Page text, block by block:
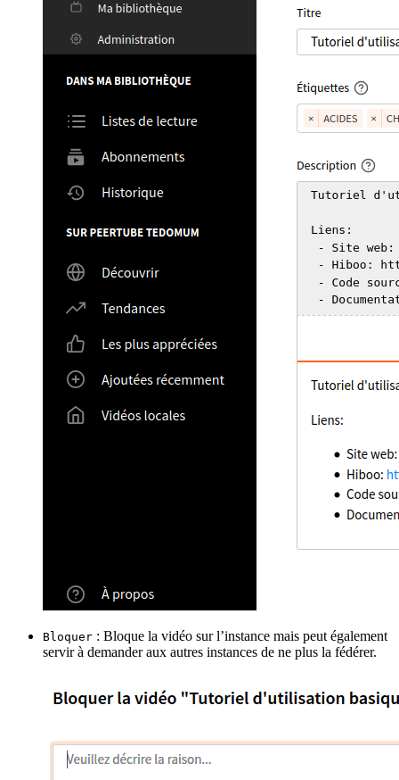
Bloquer : Bloque la vidéo sur l’instance mais peut également
servir à demander aux autres instances de ne plus la fédérer.